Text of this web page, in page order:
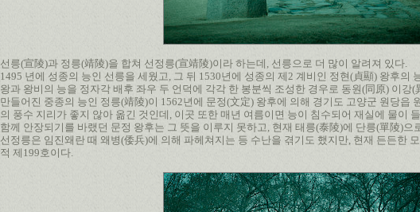
선릉(宣陵)과 정릉(靖陵)을 합쳐 선정릉(宣靖陵)이라 하는데, 선릉으로 더 많이 알려져 있다.
1495 년에 성종의 능인 선릉을 세웠고, 그 뒤 1530년에 성종의 제2 계비인 정현(貞顯) 왕후의
왕과 왕비의 능을 정자각 배후 좌우 두 언덕에 각각 한 봉분씩 조성한 경우로 동원(同原) 이강(
만들어진 중종의 능인 정릉(靖陵)이 1562년에 문정(文定) 왕후에 의해 경기도 고양군 원당읍
의 풍수 지리가 좋지 않아 옮긴 것인데, 이곳 또한 매년 여름이면 능이 침수되어 재실에 물이
함께 안장되기를 바랬던 문정 왕후는 그 뜻을 이루지 못하고, 현재 태릉(泰陵)에 단릉(單陵)으
선정릉은 임진왜란 때 왜병(倭兵)에 의해 파헤쳐지는 등 수난을 겪기도 했지만, 현재 든든한
적 제199호이다.